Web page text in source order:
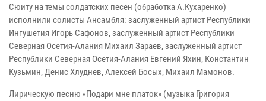
Сюиту на темы солдатских песен (обработка А.Кухаренко)
исполнили солисты Ансамбля: заслуженный артист Республики
Ингушетия Игорь Сафонов, заслуженный артист Республики
Северная Осетия-Алания Михаил Зараев, заслуженный артист
Республики Северная Осетия-Алания Евгений Яхин, Константин
Кузьмин, Денис Хлуднев, Алексей Босых, Михаил Мамонов.
Лирическую песню «Подари мне платок» (музыка Григория